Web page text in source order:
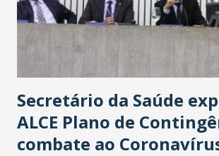
Secretário da Saúde
ALCE Plano de
combate ao